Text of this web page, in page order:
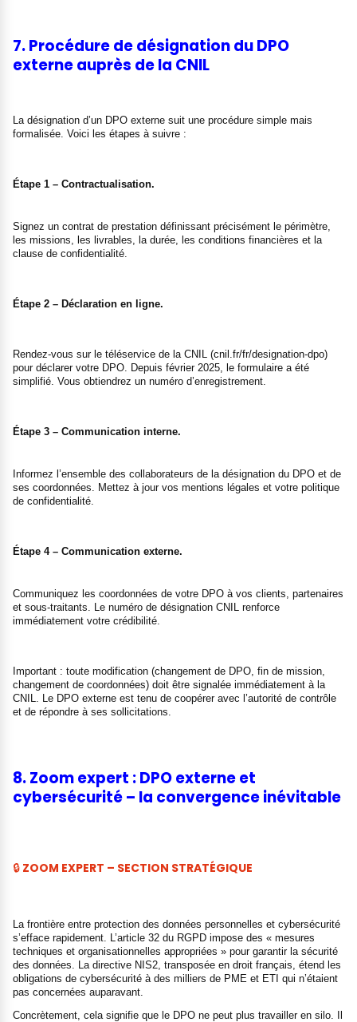
7. Procédure de désignation du DPO
externe auprès de la CNIL
La désignation d’un DPO externe suit une procédure simple mais
formalisée. Voici les étapes à suivre :
Étape 1 – Contractualisation.
Signez un contrat de prestation définissant précisément le périmètre,
les missions, les livrables, la durée, les conditions financières et la
clause de confidentialité.
Étape 2 – Déclaration en ligne.
Rendez-vous sur le téléservice de la CNIL (cnil.fr/fr/designation-dpo)
pour déclarer votre DPO. Depuis février 2025, le formulaire a été
simplifié. Vous obtiendrez un numéro d’enregistrement.
Étape 3 – Communication interne.
Informez l’ensemble des collaborateurs de la désignation du DPO et de
ses coordonnées. Mettez à jour vos mentions légales et votre politique
de confidentialité.
Étape 4 – Communication externe.
Communiquez les coordonnées de votre DPO à vos clients, partenaires
et sous-traitants. Le numéro de désignation CNIL renforce
immédiatement votre crédibilité.
Important : toute modification (changement de DPO, fin de mission,
changement de coordonnées) doit être signalée immédiatement à la
CNIL. Le DPO externe est tenu de coopérer avec l’autorité de contrôle
et de répondre à ses sollicitations.
8. Zoom expert : DPO externe et
cybersécurité – la convergence inévitable
🔒 ZOOM EXPERT – SECTION STRATÉGIQUE
La frontière entre protection des données personnelles et cybersécurité
s’efface rapidement. L’article 32 du RGPD impose des « mesures
techniques et organisationnelles appropriées » pour garantir la sécurité
des données. La directive NIS2, transposée en droit français, étend les
obligations de cybersécurité à des milliers de PME et ETI qui n’étaient
pas concernées auparavant.
Concrètement, cela signifie que le DPO ne peut plus travailler en silo. Il